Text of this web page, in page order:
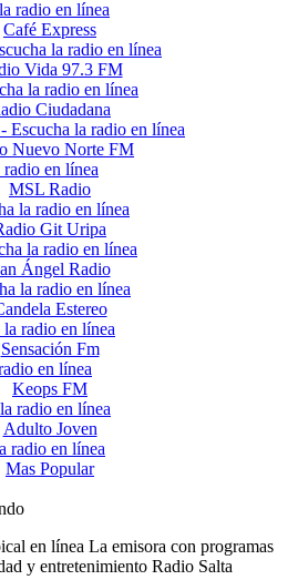
Café Express
Vida 97.3 FM
Ciudadana
Nuevo Norte FM
MSL Radio
Git Uripa
Ángel Radio
Estereo
Sensación Fm
Keops FM
Adulto Joven
Mas Popular
en línea La emisora con programas
y entretenimiento Radio Salta